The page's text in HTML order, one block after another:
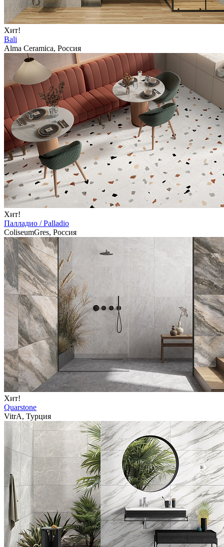
Хит!
Bali
Alma Ceramica, Россия
Хит!
Палладио / Palladio
ColiseumGres, Россия
Хит!
Quarstone
VitrA, Турция